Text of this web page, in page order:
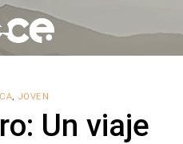
, JOVEN
Un viaje